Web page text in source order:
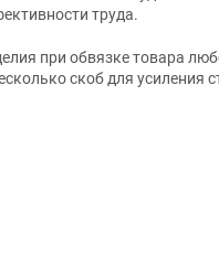
труда.
при обвязке товара
скоб для усиления